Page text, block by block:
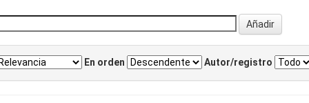
En orden Autor/registro